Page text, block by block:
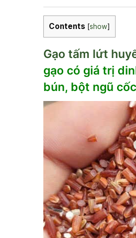
Contents [show]
Gạo tấm lứt
gạo có giá trị
bún, bột ngũ